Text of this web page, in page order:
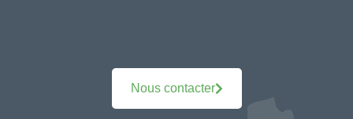
Nous contacter